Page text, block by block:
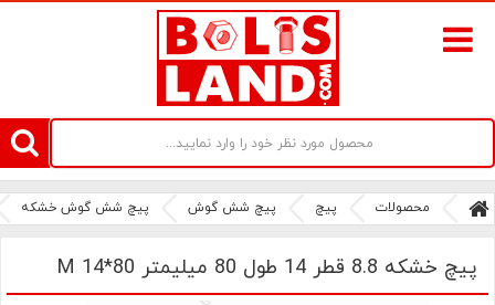
سامانه آنلاین فروش پیچ و مهره های صنعتی بولتز لند | سرزمین پیچ
محصولات پیچ پیچ شش گوش پیچ شش گوش خشکه
پیچ خشکه 8.8 قطر 14 طول 80 میلیمتر M 14*80